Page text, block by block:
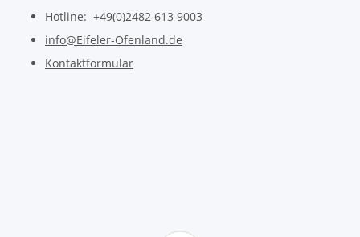
Hotline: +49(0)2482 613 9003
info@Eifeler-Ofenland.de
Kontaktformular